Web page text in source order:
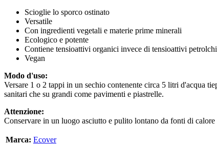
Scioglie lo sporco ostinato
Versatile
Con ingredienti vegetali e materie prime minerali
Ecologico e potente
Contiene tensioattivi organici invece di tensioattivi
Vegan
Modo d'uso:
Versare 1 o 2 tappi in un sechio contenente circa 5 litri d'acqua
sanitari che su grandi come pavimenti e piastrelle.
Attenzione:
Conservare in un luogo asciutto e pulito lontano da fonti di
Marca: Ecover